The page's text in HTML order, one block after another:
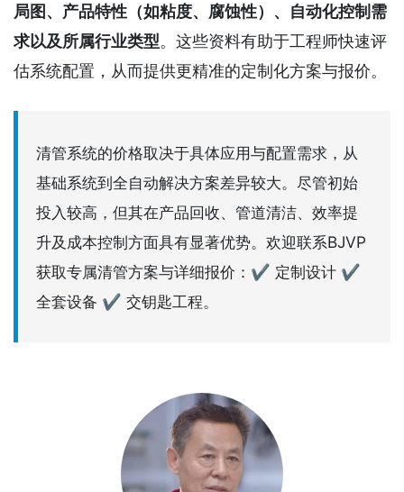
局图、产品特性（如粘度、腐蚀性）、自动化控制需
求以及所属行业类型。这些资料有助于工程师快速评
估系统配置，从而提供更精准的定制化方案与报价。
清管系统的价格取决于具体应用与配置需求，从
基础系统到全自动解决方案差异较大。尽管初始
投入较高，但其在产品回收、管道清洁、效率提
升及成本控制方面具有显著优势。欢迎联系BJVP
获取专属清管方案与详细报价：✔ 定制设计 ✔
全套设备 ✔ 交钥匙工程。